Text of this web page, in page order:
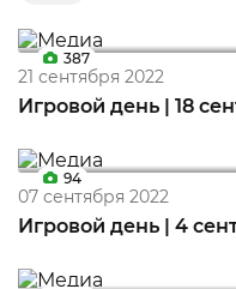
387
21 сентября 2022
Игровой день | 18
94
07 сентября 2022
Игровой день | 4